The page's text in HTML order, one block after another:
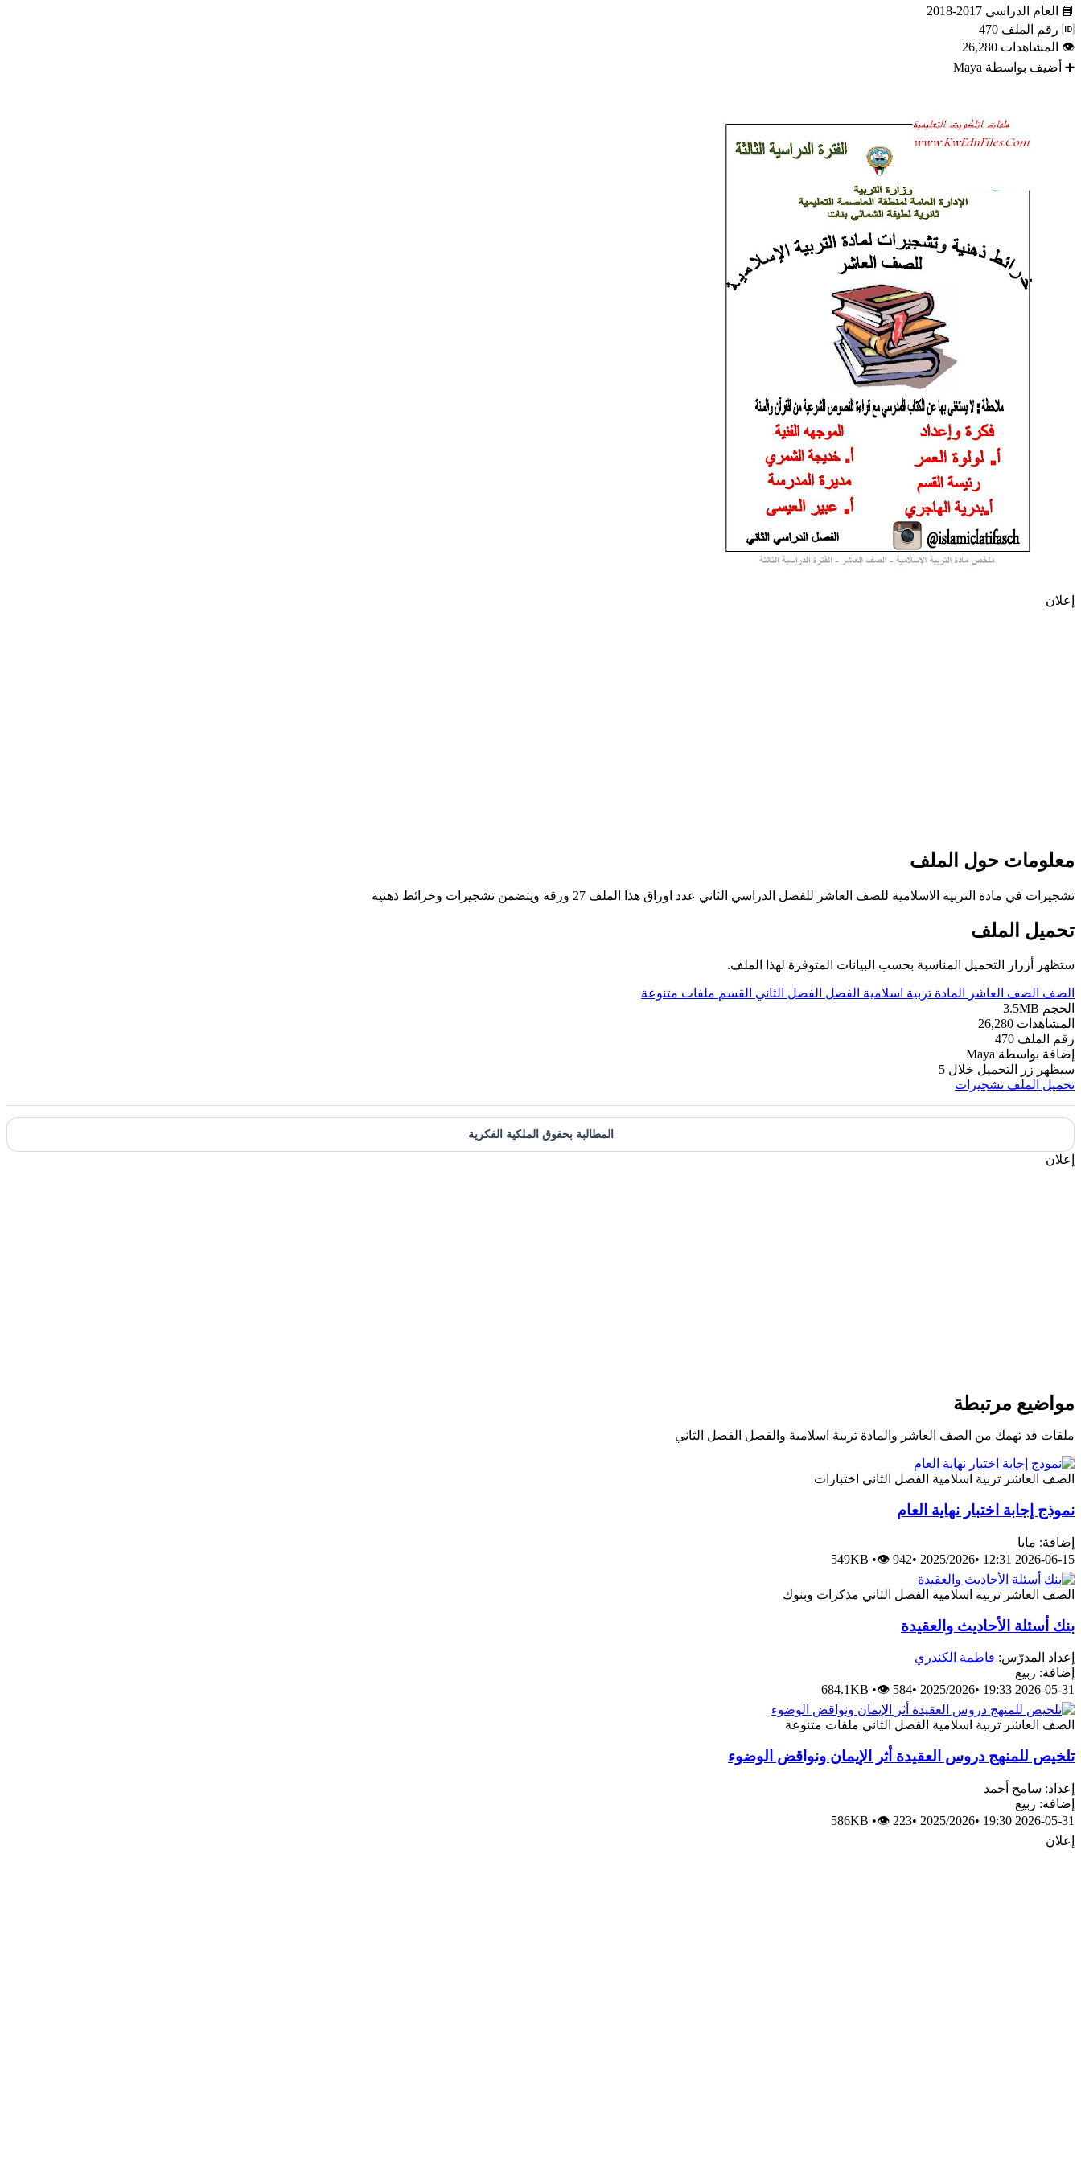
📘 العام الدراسي 2017-2018
🆔 رقم الملف 470
👁 المشاهدات 26,280
➕ أضيف بواسطة Maya
إعلان
معلومات حول الملف
تشجيرات في مادة التربية الاسلامية للصف العاشر للفصل الدراسي الثاني عدد اوراق هذا الملف 27 ورقة ويتضمن تشجيرات وخرائط ذهنية
تحميل الملف
ستظهر أزرار التحميل المناسبة بحسب البيانات المتوفرة لهذا الملف.
الصف الصف العاشر المادة تربية اسلامية الفصل الفصل الثاني القسم ملفات متنوعة
الحجم 3.5MB
المشاهدات 26,280
رقم الملف 470
إضافة بواسطة Maya
سيظهر زر التحميل خلال 5
تحميل الملف تشجيرات
المطالبة بحقوق الملكية الفكرية
إعلان
مواضيع مرتبطة
ملفات قد تهمك من الصف العاشر والمادة تربية اسلامية والفصل الفصل الثاني
الصف العاشر تربية اسلامية الفصل الثاني اختبارات
نموذج إجابة اختبار نهاية العام
إضافة: مايا
2026-06-15 12:31
•
2025/2026
•
549KB •👁 942
الصف العاشر تربية اسلامية الفصل الثاني مذكرات وبنوك
بنك أسئلة الأحاديث والعقيدة
إعداد المدرّس: فاطمة الكندري
إضافة: ربيع
2026-05-31 19:33
•
2025/2026
•
684.1KB •👁 584
الصف العاشر تربية اسلامية الفصل الثاني ملفات متنوعة
تلخيص للمنهج دروس العقيدة أثر الإيمان ونواقض الوضوء
إعداد: سامح أحمد
إضافة: ربيع
2026-05-31 19:30
•
2025/2026
•
586KB •👁 223
إعلان